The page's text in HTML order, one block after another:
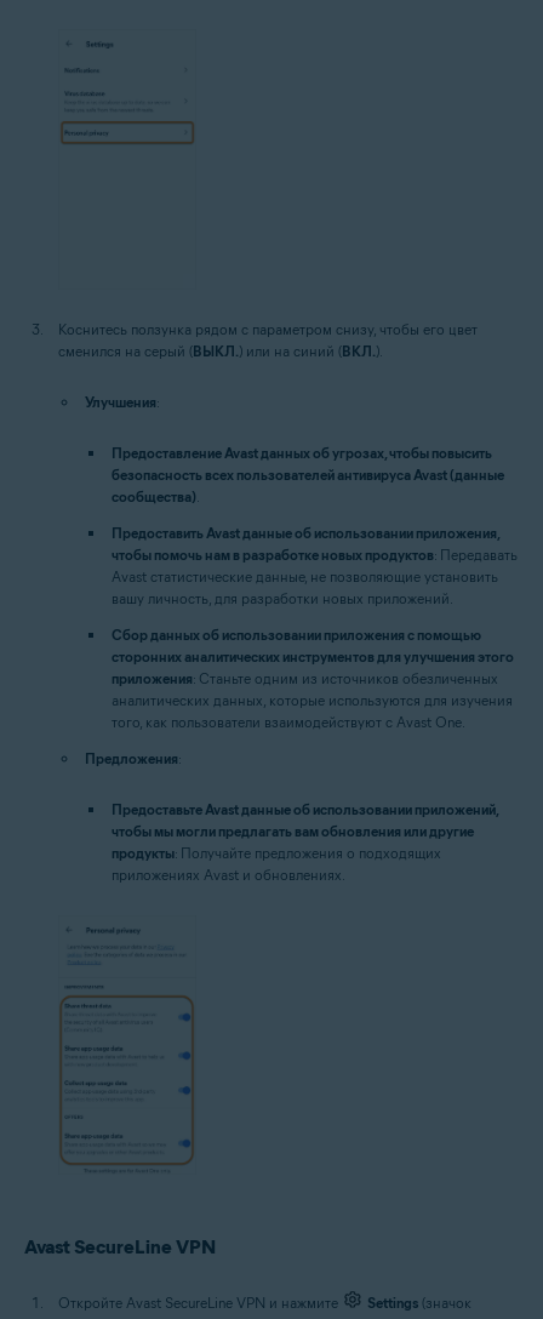
Коснитесь ползунка рядом с параметром снизу, чтобы его цвет
сменился на серый (ВЫКЛ. ) или на синий (ВКЛ. ).
Улучшения:
Предоставление Avast данных об угрозах, чтобы повысить
безопасность всех пользователей антивируса Avast (данные
сообщества)
Предоставить Avast данные об использовании приложения,
чтобы помочь нам в разработке новых продуктов: Передавать
Avast статистические данные, не позволяющие установить
вашу личность, для разработки новых приложений.
Сбор данных об использовании приложения с помощью
сторонних аналитических инструментов для улучшения этого
приложения: Станьте одним из источников обезличенных
аналитических данных, которые используются для изучения
того, как пользователи взаимодействуют с Avast One.
Предложения:
Предоставьте Avast данные об использовании приложений,
чтобы мы могли предлагать вам обновления или другие
продукты: Получайте предложения о подходящих
приложениях Avast и обновлениях.
Avast SecureLine VPN
Откройте Avast SecureLine VPN и нажмите Settings (значок